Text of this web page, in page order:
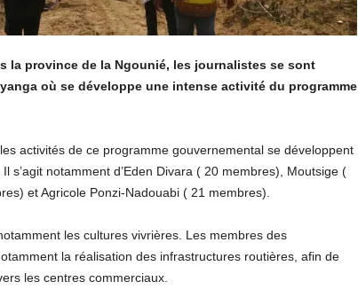
la province de la Ngounié, les journalistes se sont
où se développe une intense activité du programme
activités de ce programme gouvernemental se développent
s’agit notamment d’Eden Divara ( 20 membres), Moutsige (
et Agricole Ponzi-Nadouabi ( 21 membres).
les cultures vivrières. Les membres des
la réalisation des infrastructures routières, afin de
les centres commerciaux.